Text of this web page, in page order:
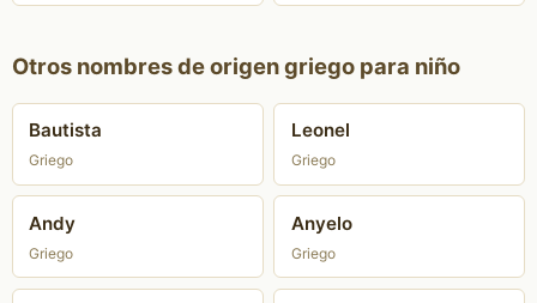
Otros nombres de origen griego para niño
Bautista
Griego
Leonel
Griego
Andy
Griego
Anyelo
Griego